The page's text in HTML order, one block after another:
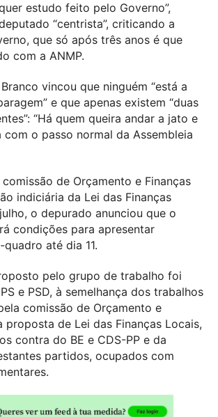
estudo feito pelo Governo”,
“centrista”, criticando a
que só após três anos é que
com a ANMP.
vincou que ninguém “está a
e que apenas existem “duas
“Há quem queira andar a jato e
com o passo normal da Assembleia
de Orçamento e Finanças
indiciária da Lei das Finanças
o depurado anunciou que o
condições para apresentar
até dia 11.
pelo grupo de trabalho foi
e PSD, à semelhança dos trabalhos
comissão de Orçamento e
proposta de Lei das Finanças Locais,
contra do BE e CDS-PP e da
partidos, ocupados com